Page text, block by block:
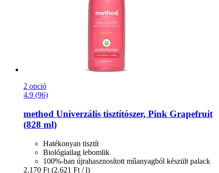
2 opció
4.9 (96)
method Univerzális tisztítószer, Pink Grapefruit
(828 ml)
Hatékonyan tisztít
Biológiailag lebomlik
100%-ban újrahasznosított műanyagból készült palack
2.170 Ft (2.621 Ft / l)